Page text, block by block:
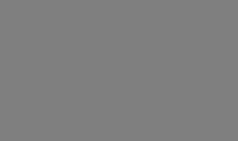
gällande tidsbegränsat bygglov för nybyggnad
om beslut gällande bygglov för
synpunkter på ansökan om bygglov för nybyggnad